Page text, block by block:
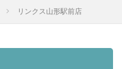
リンクス山形駅前店